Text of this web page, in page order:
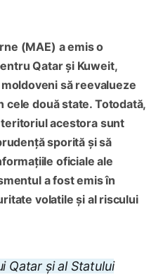
(MAE) a emis o
Qatar și Kuweit,
să reevalueze
cele două state. Totodată,
acestora sunt
sporită și să
oficiale ale
a fost emis în
volatile și al riscului
Qatar și al Statului